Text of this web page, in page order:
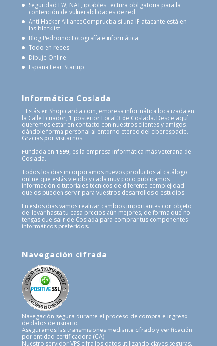
Seguridad FW, NAT, iptablesLectura obligatoria para la
contención de vulnerabilidades de red
Anti Hacker AllianceComprueba si una IP atacante está en
las blacklist
Blog Pedromo: Fotografía e informática
Todo en redes
Dibujo Online
España Lean Startup
Informática Coslada
Estás en Shopicardia.com, empresa informática localizada en
la Calle Ecuador, 1 posterior Local 3 de Coslada. Desde aquí
queremos estar en contacto con nuestros clientes y amigos,
dándole forma personal al entorno etéreo del ciberespacio.
Gracias por visitarnos.
Fundada en 1999, es la empresa informática más veterana de
Coslada.
Todos los dias incorporamos nuevos productos al catálogo
online que estás viendo y cada muy poco publicamos
información o tutoriales técnicos de diferente complejidad
que os pueden servir para vuestros desarrollos o estudios.
En estos dias vamos realizar cambios importantes con objeto
de llevar hasta tu casa precios aún mejores, de forma que no
tengas que salir de Coslada para comprar tus componentes
informáticos preferidos.
Navegación cifrada
Navegación segura durante el proceso de compra e ingreso
de datos de usuario.
Aseguramos las transmisiones mediante cifrado y verificación
por entidad certificadora (CA).
Nuestro servidor VPS cifra los datos utilizando claves seguras,